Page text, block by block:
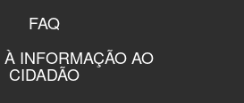
FAQ
INFORMAÇÃO AO
CIDADÃO